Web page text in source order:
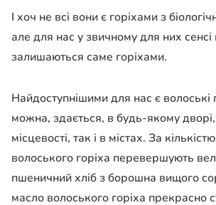
І хоч не всі вони є горіхами з
але для нас у звичному для них сенсі
залишаються саме горіхами.
Найдоступнішими для нас є волоські
можна, здається, в будь-якому дворі,
місцевості, так і в містах. За
волоського горіха перевершують
пшеничний хліб з борошна вищого
масло волоського горіха прекрасно